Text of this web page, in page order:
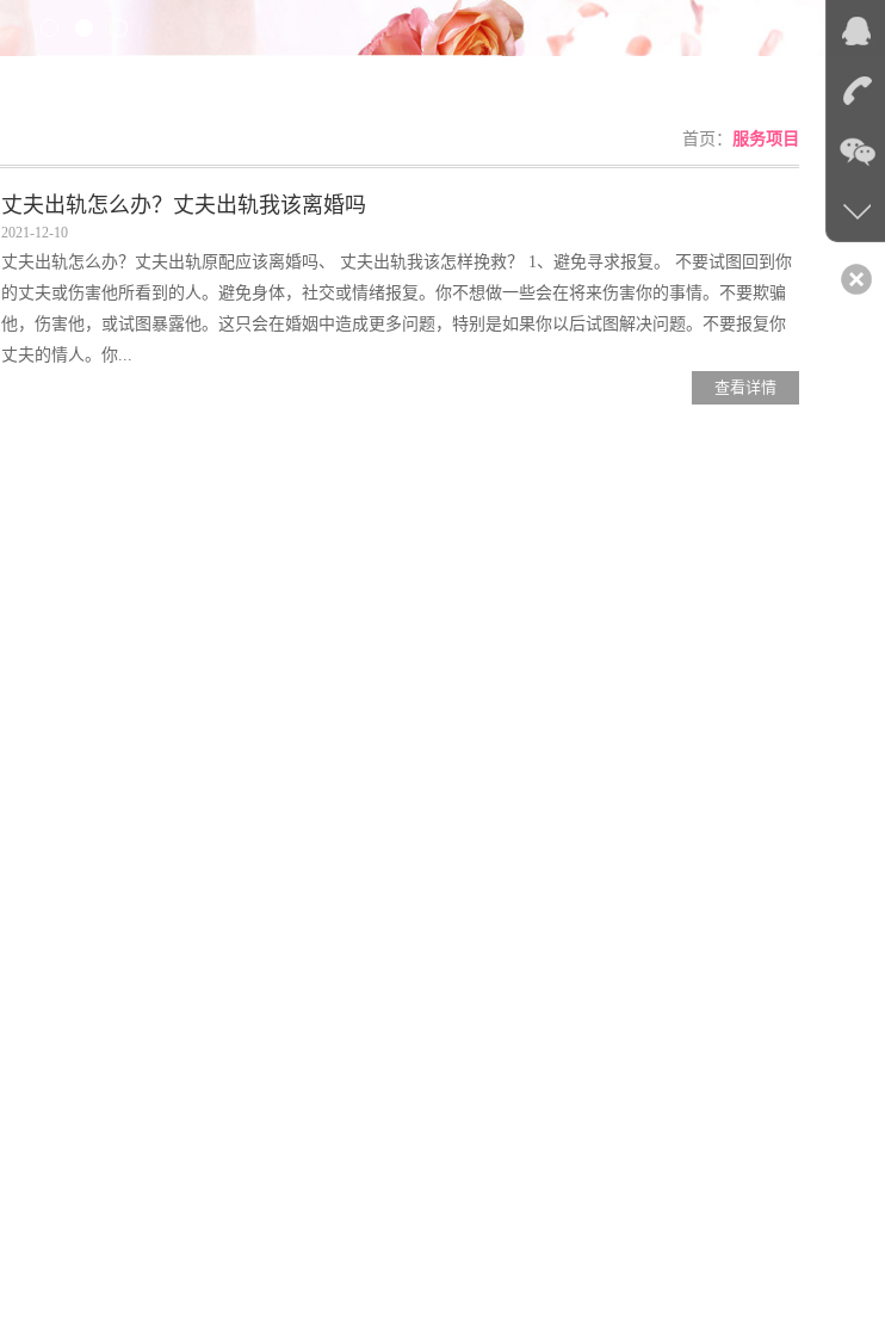
首页： 服务项目
丈夫出轨怎么办？丈夫出轨我该离婚吗
2021-12-10
丈夫出轨怎么办？丈夫出轨原配应该离婚吗、 丈夫出轨我该怎样挽救？ 1、避免寻求报复。 不要试图回到你
的丈夫或伤害他所看到的人。避免身体，社交或情绪报复。你不想做一些会在将来伤害你的事情。不要欺骗
他，伤害他，或试图暴露他。这只会在婚姻中造成更多问题，特别是如果你以后试图解决问题。不要报复你
丈夫的情人。你...
查看详情